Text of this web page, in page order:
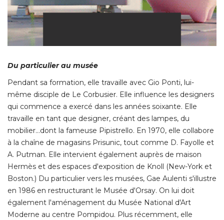
Du particulier au musée
Pendant sa formation, elle travaille avec Gio Ponti, lui-
même disciple de Le Corbusier. Elle influence les designers
qui commence a exercé dans les années soixante. Elle
travaille en tant que designer, créant des lampes, du
mobilier…dont la fameuse Pipistrello. En 1970, elle collabore
à la chaîne de magasins Prisunic, tout comme D. Fayolle et
A. Putman. Elle intervient également auprès de maison
Hermès et des espaces d'exposition de Knoll (New-York et
Boston.) Du particulier vers les musées, Gae Aulenti s'illustre
en 1986 en restructurant le Musée d'Orsay. On lui doit
également l'aménagement du Musée National d'Art
Moderne au centre Pompidou. Plus récemment, elle